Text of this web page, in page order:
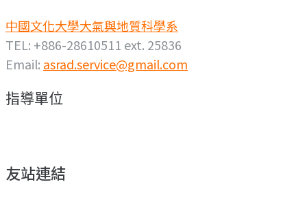
中國文化大學大氣與地質科學系
TEL: +886-28610511 ext. 25836
Email: asrad.service@gmail.com
指導單位
友站連結